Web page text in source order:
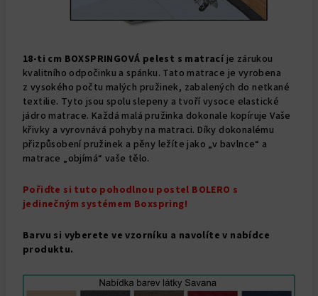
18-ti cm BOXSPRINGOVÁ pelest s matracíje zárukou
kvalitního odpočinku a spánku. Tato matrace je vyrobena
z vysokého počtu malých pružinek, zabalených do netkané
textilie. Tyto jsou spolu slepeny a tvoří vysoce elastické
jádro matrace. Každá malá pružinka dokonale kopíruje Vaše
křivky a vyrovnává pohyby na matraci. Díky dokonalému
přizpůsobení pružinek a pěny ležíte jako „v bavlnce“ a
matrace „objímá“ vaše tělo.
Pořiďte si tuto pohodlnou postel BOLERO s
jedinečným systémem Boxspring!
Barvu si vyberete ve vzorníku a navolíte v nabídce
produktu.